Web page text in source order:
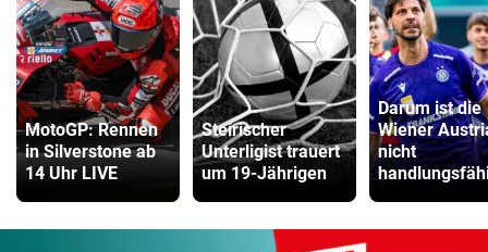
MotoGP: Rennen
in Silverstone ab
14 Uhr LIVE
Steirischer
Unterligist trauert
um 19-Jährigen
Darum ist die
Wiener
nicht